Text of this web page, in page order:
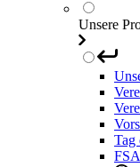
Unsere
Tag